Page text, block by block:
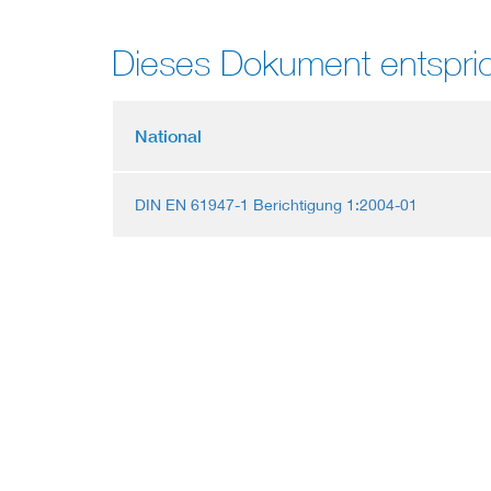
Dieses Dokument
National
DIN EN 61947-1 Berichtigung 1:2004-01